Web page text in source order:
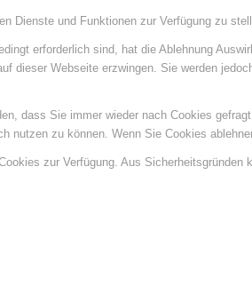
Dienste und Funktionen zur Verfügung zu
erforderlich sind, hat die Ablehnung
dieser Webseite erzwingen. Sie werden
dass Sie immer wieder nach Cookies
zu können. Wenn Sie Cookies
zur Verfügung. Aus